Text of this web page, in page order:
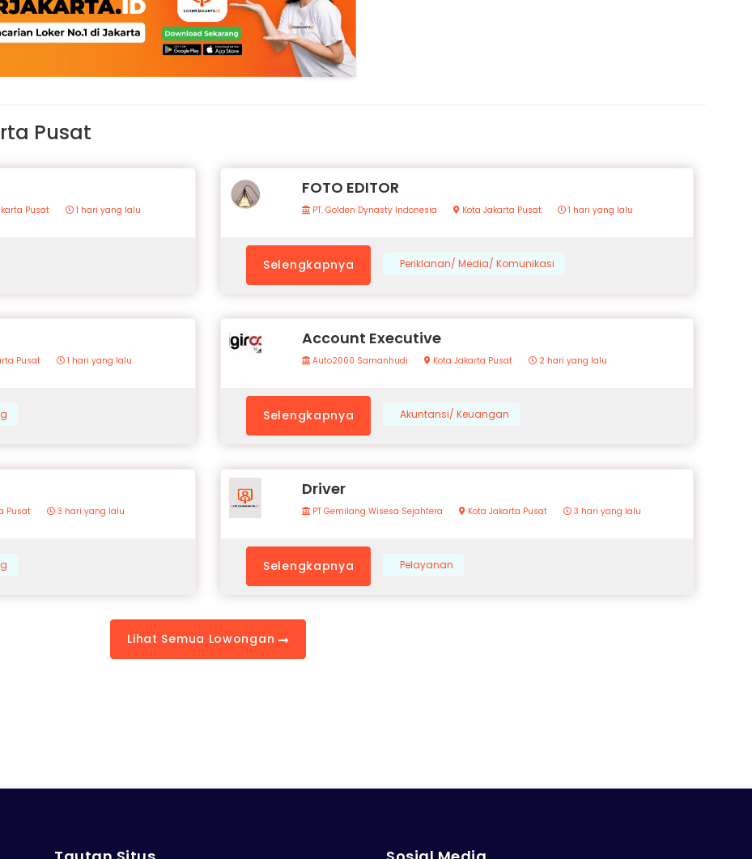
Pusat
Pusat 1 hari yang lalu
FOTO EDITOR
PT. Golden Dynasty Indonesia Kota Jakarta Pusat 1 hari yang lalu
Selengkapnya Periklanan/ Media/ Komunikasi
Pusat 1 hari yang lalu
Account Executive
Auto2000 Samanhudi Kota Jakarta Pusat 2 hari yang lalu
Selengkapnya Akuntansi/ Keuangan
Pusat 3 hari yang lalu
Driver
PT Gemilang Wisesa Sejahtera Kota Jakarta Pusat 3 hari yang lalu
Selengkapnya Pelayanan
Lihat Semua Lowongan